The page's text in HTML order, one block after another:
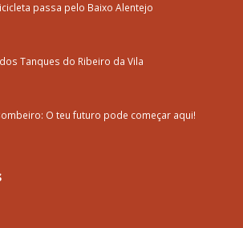
passa pelo Baixo Alentejo
Tanques do Ribeiro da Vila
O teu futuro pode começar aqui!